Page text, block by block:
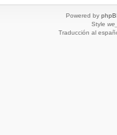
Powered by
Style
Traducción al